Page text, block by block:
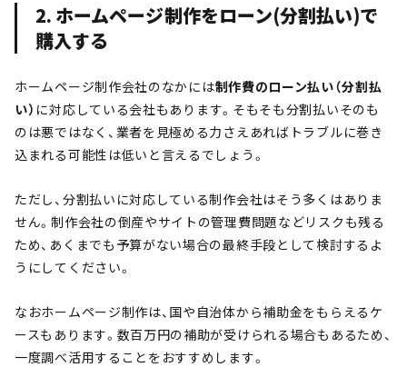
2. ホームページ制作をローン(分割払い)で
購入する
ホームページ制作会社のなかには制作費のローン払い（分割払
い） に対応している会社もあります。そもそも分割払いそのも
のは悪ではなく、業者を見極める力さえあればトラブルに巻き
込まれる可能性は低いと言えるでしょう。
ただし、分割払いに対応している制作会社はそう多くはありま
せん。制作会社の倒産やサイトの管理費問題などリスクも残る
ため、あくまでも予算がない場合の最終手段として検討するよ
うにしてください。
なおホームページ制作は、国や自治体から補助金をもらえるケ
ースもあります。数百万円の補助が受けられる場合もあるため、
一度調べ活用することをおすすめします。